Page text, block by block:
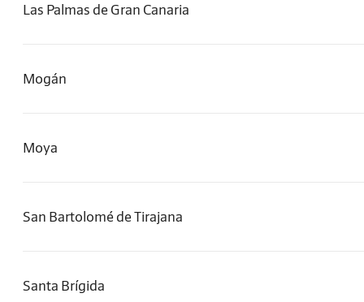
Las Palmas de Gran Canaria
Mogán
Moya
San Bartolomé de Tirajana
Santa Brígida